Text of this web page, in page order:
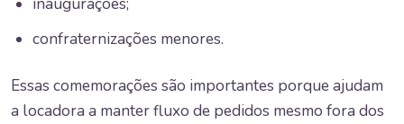
confraternizações menores.
Essas comemorações são importantes porque ajudam
a locadora a manter fluxo de pedidos mesmo fora dos